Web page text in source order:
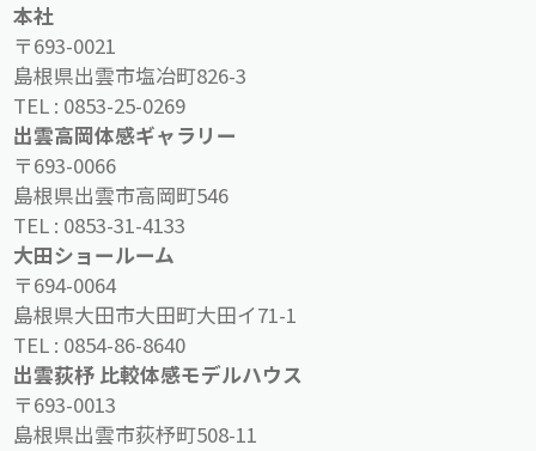
本社
〒693-0021
島根県出雲市塩冶町826-3
TEL : 0853-25-0269
出雲高岡体感ギャラリー
〒693-0066
島根県出雲市高岡町546
TEL : 0853-31-4133
大田ショールーム
〒694-0064
島根県大田市大田町大田イ71-1
TEL : 0854-86-8640
出雲荻杼 比較体感モデルハウス
〒693-0013
島根県出雲市荻杼町508-11